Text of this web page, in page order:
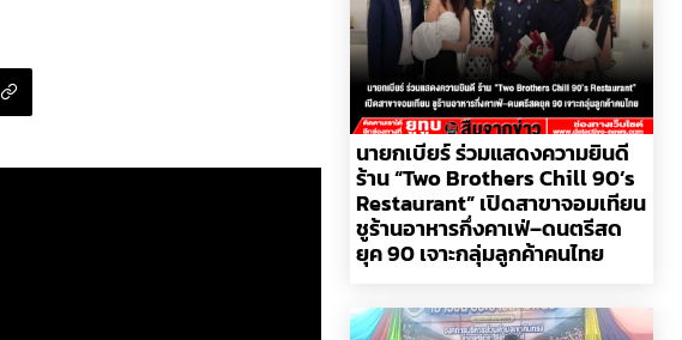
นายกเบียร์ ร่วมแสดงความยินดี
ร้าน “Two Brothers Chill 90’s
Restaurant” เปิดสาขาจอมเทียน
ชูร้านอาหารกึ่งคาเฟ่–ดนตรีสด
ยุค 90 เจาะกลุ่มลูกค้าคนไทย